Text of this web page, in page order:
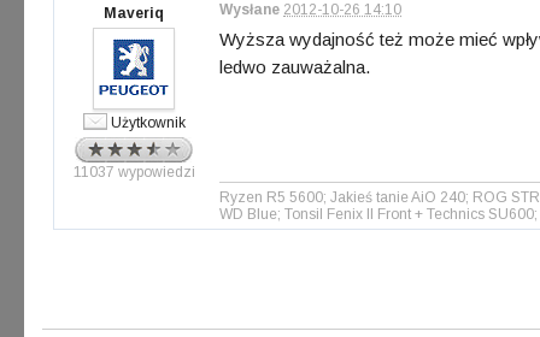
Maveriq
Użytkownik
11037 wypowiedzi
Wysłane 2012-10-26 14:10
Wyższa wydajność też może mieć
ledwo zauważalna.
Ryzen R5 5600; Jakieś tanie AiO 240; ROG
WD Blue; Tonsil Fenix II Front + Technics